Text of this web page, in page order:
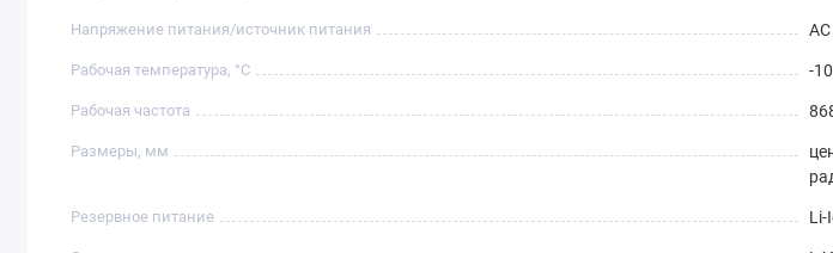
Напряжение питания/источник питания
Рабочая температура, °C -
Рабочая частота
Размеры, мм
Резервное питание Li-